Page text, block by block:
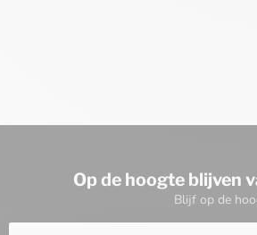
Op de hoogte blijven
Blijf op de